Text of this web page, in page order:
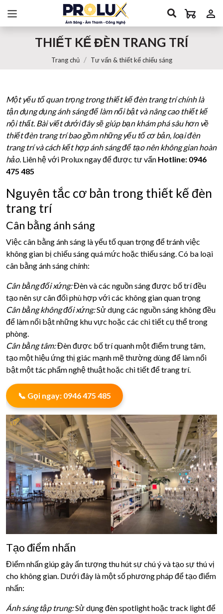
THIẾT KẾ ĐÈN TRANG TRÍ
Trang chủ Tư vấn & thiết kế chiếu sáng
Một yếu tố quan trọng trong thiết kế đèn trang trí chính là
tận dụng dụng ánh sáng để làm nổi bật và nâng cao thiết kế
nội thất. Bài viết dưới đây sẽ giúp bạn khám phá sâu hơn về
thiết đèn trang trí bao gồm những yếu tố cơ bản, loại đèn
trang trí và cách kết hợp ánh sáng để tạo nên không gian hoàn
hảo. Liên hệ với Prolux ngay để được tư vấn Hotline: 0946
475 485
Nguyên tắc cơ bản trong thiết kế đèn
trang trí
Cân bằng ánh sáng
Việc cân bằng ánh sáng là yếu tố quan trọng để tránh việc
không gian bị chiếu sáng quá mức hoặc thiếu sáng. Có ba loại
cân bằng ánh sáng chính:
Cân bằng đối xứng:Đèn và các nguồn sáng được bố trí đều
tạo nên sự cân đối phù hợp với các không gian quan trọng
Cân bằng không đối xứng:Sử dụng các nguồn sáng không đều
để làm nổi bật những khu vực hoặc các chi tiết cụ thể trong
phòng.
Cân bằng tâm:Đèn được bố trí quanh một điểm trung tâm,
tạo một hiệu ứng thị giác mạnh mẽ thường dùng để làm nổi
bật một tác phẩm nghệ thuật hoặc chi tiết để trang trí.
📞 Gọi ngay: 0946 475 485
Tạo điểm nhấn
Điểm nhấn giúp gây ấn tượng thu hút sự chú ý và tạo sự thú vị
cho không gian. Dưới đây là một số phương pháp để tạo điểm
nhấn:
Ánh sáng tập trung:Sử dụng đèn spotlight hoặc track light để